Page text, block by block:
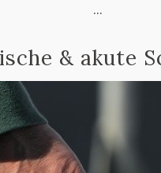
...
& akute